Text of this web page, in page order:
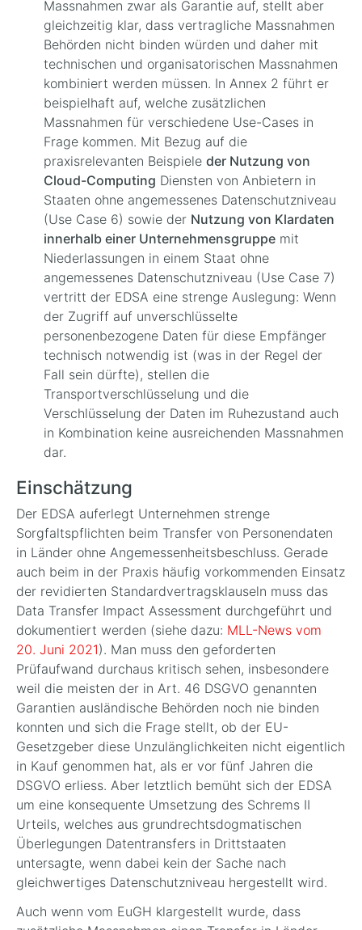
Massnahmen zwar als Garantie auf, stellt aber
gleichzeitig klar, dass vertragliche Massnahmen
Behörden nicht binden würden und daher mit
technischen und organisatorischen Massnahmen
kombiniert werden müssen. In Annex 2 führt er
beispielhaft auf, welche zusätzlichen
Massnahmen für verschiedene Use-Cases in
Frage kommen. Mit Bezug auf die
praxisrelevanten Beispiele der Nutzung von
Cloud-Computing Diensten von Anbietern in
Staaten ohne angemessenes Datenschutzniveau
(Use Case 6) sowie der Nutzung von Klardaten
innerhalb einer Unternehmensgruppe mit
Niederlassungen in einem Staat ohne
angemessenes Datenschutzniveau (Use Case 7)
vertritt der EDSA eine strenge Auslegung: Wenn
der Zugriff auf unverschlüsselte
personenbezogene Daten für diese Empfänger
technisch notwendig ist (was in der Regel der
Fall sein dürfte), stellen die
Transportverschlüsselung und die
Verschlüsselung der Daten im Ruhezustand auch
in Kombination keine ausreichenden Massnahmen
dar.
Einschätzung
Der EDSA auferlegt Unternehmen strenge
Sorgfaltspflichten beim Transfer von Personendaten
in Länder ohne Angemessenheitsbeschluss. Gerade
auch beim in der Praxis häufig vorkommenden Einsatz
der revidierten Standardvertragsklauseln muss das
Data Transfer Impact Assessment durchgeführt und
dokumentiert werden (siehe dazu: MLL-News vom
20. Juni 2021). Man muss den geforderten
Prüfaufwand durchaus kritisch sehen, insbesondere
weil die meisten der in Art. 46 DSGVO genannten
Garantien ausländische Behörden noch nie binden
konnten und sich die Frage stellt, ob der EU-
Gesetzgeber diese Unzulänglichkeiten nicht eigentlich
in Kauf genommen hat, als er vor fünf Jahren die
DSGVO erliess. Aber letztlich bemüht sich der EDSA
um eine konsequente Umsetzung des Schrems II
Urteils, welches aus grundrechtsdogmatischen
Überlegungen Datentransfers in Drittstaaten
untersagte, wenn dabei kein der Sache nach
gleichwertiges Datenschutzniveau hergestellt wird.
Auch wenn vom EuGH klargestellt wurde, dass